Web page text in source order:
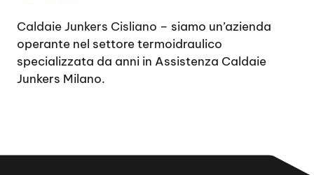
Caldaie Junkers Cisliano – siamo un’azienda
operante nel settore termoidraulico
specializzata da anni in Assistenza Caldaie
Junkers Milano.